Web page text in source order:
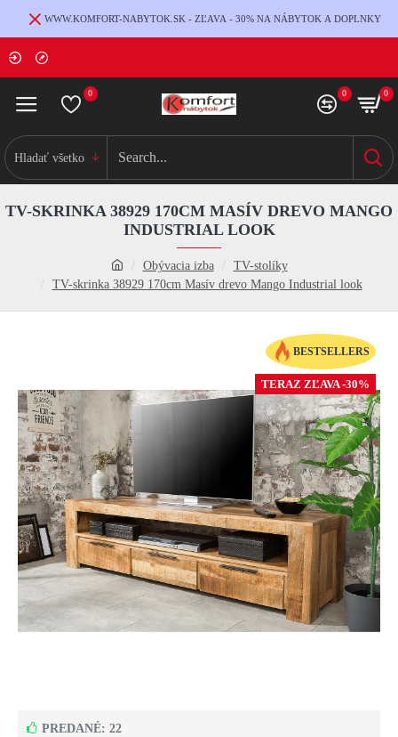
WWW.KOMFORT-NABYTOK.SK - ZĽAVA - 30% NA NÁBYTOK A DOPLNKY
0 0 0
Hladať všetko
Obývacia izba
TV-stolíky
TV-skrinka 38929 170cm Masív drevo Mango Industrial look
TV-SKRINKA 38929 170CM MASÍV DREVO MANGO
INDUSTRIAL LOOK
BESTSELLERS
TERAZ ZĽAVA -30%
PREDANÉ: 22